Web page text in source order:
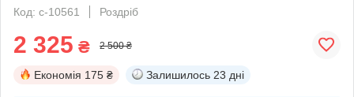
Код: с-10561
Роздріб
2 325 ₴ 2 500 ₴
Економія 175 ₴ Залишилось 23 дні